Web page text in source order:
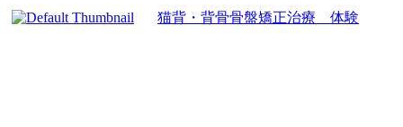
猫背・背骨骨盤矯正治療 体験